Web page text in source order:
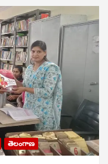
తెలంగాణ